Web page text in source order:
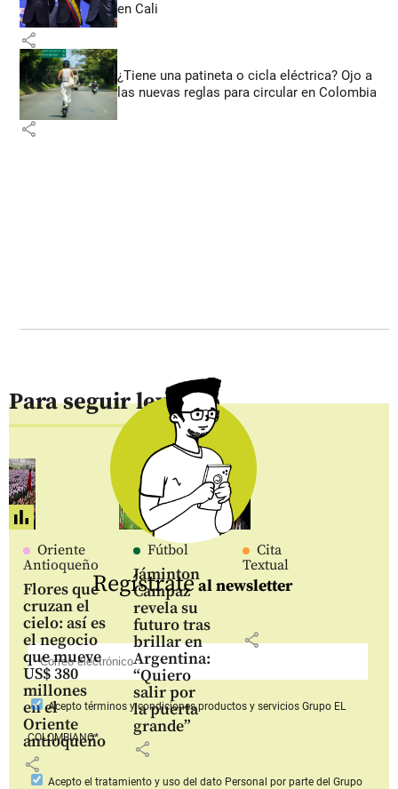
en Cali
share
¿Tiene una patineta o cicla eléctrica? Ojo a
las nuevas reglas para circular en Colombia
share
Para seguir leyendo
Oriente
Antioqueño
Flores que
cruzan el
cielo: así es
el negocio
que mueve
US$ 380
millones
en el
Oriente
antioqueño
share
Fútbol
Jáminton
Campaz
revela su
futuro tras
brillar en
Argentina:
“Quiero
salir por
la puerta
grande”
share
Cita
Textual
share
Regístrateal newsletter
Aceptotérminos y condiciones productos y serviciosGrupo EL
COLOMBIANO*
Acepto el tratamiento y uso del dato Personal por parte del Grupo